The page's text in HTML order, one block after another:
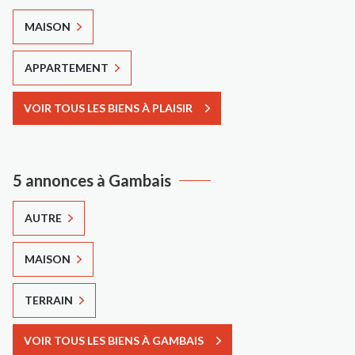
MAISON
APPARTEMENT
VOIR TOUS LES BIENS À PLAISIR
5 annonces à Gambais
AUTRE
MAISON
TERRAIN
VOIR TOUS LES BIENS À GAMBAIS